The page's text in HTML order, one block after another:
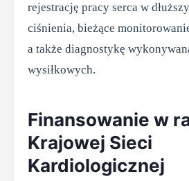
rejestrację pracy serca w
ciśnienia, bieżące
a także diagnostykę
wysiłkowych.
Finansowanie w
Krajowej Sieci
Kardiologicznej